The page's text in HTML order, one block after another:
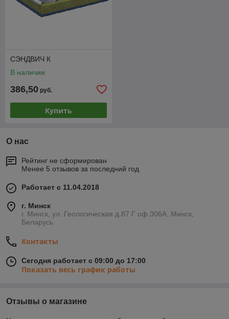
СЭНДВИЧ К
В наличии
386,50 руб.
Купить
О нас
Рейтинг не сформирован
Менее 5 отзывов за последний год
Работает с 11.04.2018
г. Минск
г. Минск, ул. Геологическая д.87 Г оф.306А, Минск,
Беларусь
Контакты
Сегодня работает с 09:00 до 17:00
Показать весь график работы
Отзывы о магазине